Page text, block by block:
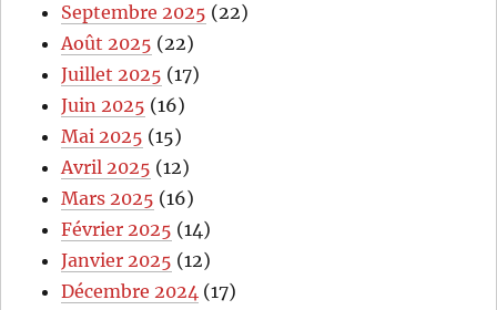
Septembre 2025 (22)
Août 2025 (22)
Juillet 2025 (17)
Juin 2025 (16)
Mai 2025 (15)
Avril 2025 (12)
Mars 2025 (16)
Février 2025 (14)
Janvier 2025 (12)
Décembre 2024 (17)